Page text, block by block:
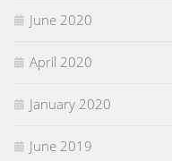
June 2020
April 2020
January 2020
June 2019